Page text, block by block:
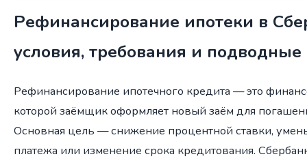
Рефинансирование ипотеки в
условия, требования и
Рефинансирование ипотечного кредита — это
которой заёмщик оформляет новый заём для
Основная цель — снижение процентной ставки,
платежа или изменение срока кредитования.